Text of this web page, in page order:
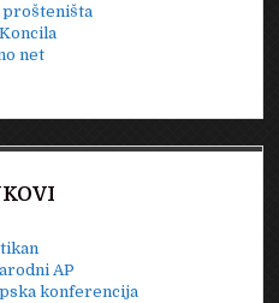
prošteništa
net
AP
konferencija